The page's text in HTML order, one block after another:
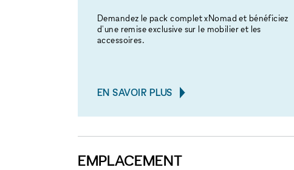
Demandez le pack complet xNomad et bénéficiez
d'une remise exclusive sur le mobilier et les
accessoires.
EN SAVOIR PLUS
EMPLACEMENT